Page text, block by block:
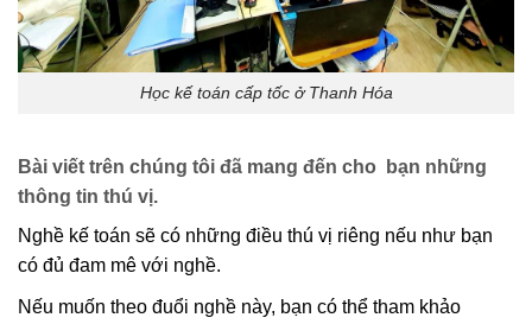
Học kế toán cấp tốc ở Thanh Hóa
Bài viết trên chúng tôi đã mang đến cho bạn những
thông tin thú vị.
Nghề kế toán sẽ có những điều thú vị riêng nếu như bạn
có đủ đam mê với nghề.
Nếu muốn theo đuổi nghề này, bạn có thể tham khảo